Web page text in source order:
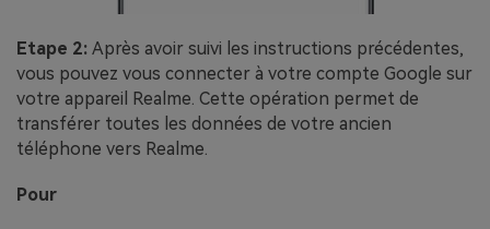
Etape 2: Après avoir suivi les instructions précédentes,
vous pouvez vous connecter à votre compte Google sur
votre appareil Realme. Cette opération permet de
transférer toutes les données de votre ancien
téléphone vers Realme.
Pour